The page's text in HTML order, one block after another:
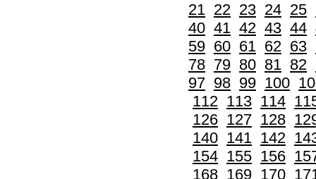
21 22 23 24 25
40 41 42 43 44
59 60 61 62 63
78 79 80 81 82
97 98 99 100
112 113 114
126 127 128
140 141 142
154 155 156
168 169 170